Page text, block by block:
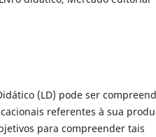
(LD) pode ser
referentes à sua
para compreender tais